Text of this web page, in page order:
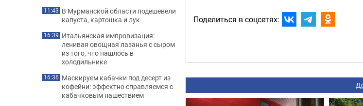
Поделиться в соцсетях:
11:43 В Мурманской области подешевели
капуста, картошка и лук
16:39 Итальянская импровизация:
ленивая овощная лазанья с сыром
из того, что нашлось в
холодильнике
16:36 Маскируем кабачки под десерт из
кофейни: эффектно справляемся с
кабачковым нашествием